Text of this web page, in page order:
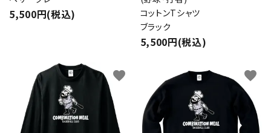
5,500円(税込)
コットンTシャツ
ブラック
5,500円(税込)
favorite favorite